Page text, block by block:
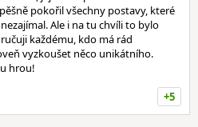
pokořil všechny postavy, které
Ale i na tu chvíli to bylo
každému, kdo má rád
vyzkoušet něco unikátního.
hrou!
+5